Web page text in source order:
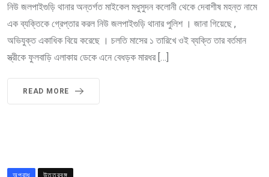
নিউ জলপাইগুড়ি থানার অন্তর্গত মাইকেল মধুসুদন কলোনী থেকে দেবাশীষ মহন্ত নামে
এক ব্যক্তিকে গ্রেপ্তার করল নিউ জলপাইগুড়ি থানার পুলিশ । জানা গিয়েছে ,
অভিযুক্ত একাধিক বিয়ে করেছে । চলতি মাসের ১ তারিখে ওই ব্যক্তি তার বর্তমান
স্ত্রীকে ফুলবাড়ি এলাকায় ডেকে এনে বেধড়ক মারধর […]
READ MORE
অপরাধ উত্তরবঙ্গ